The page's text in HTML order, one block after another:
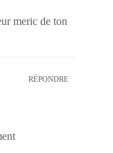
meric de ton
RÉPONDRE